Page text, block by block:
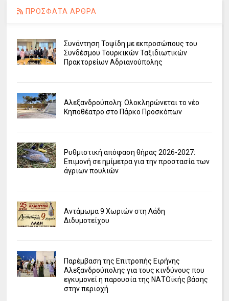
ΠΡΟΣΦΑΤΑ ΑΡΘΡΑ
Συνάντηση Τοψίδη με εκπροσώπους του
Συνδέσμου Τουρκικών Ταξιδιωτικών
Πρακτορείων Αδριανούπολης
Αλεξανδρούπολη: Ολοκληρώνεται το νέο
Κηποθέατρο στο Πάρκο Προσκόπων
Ρυθμιστική απόφαση θήρας 2026-2027:
Επιμονή σε ημίμετρα για την προστασία των
άγριων πουλιών
Αντάμωμα 9 Χωριών στη Λάδη
Διδυμοτείχου
Παρέμβαση της Επιτροπής Ειρήνης
Αλεξανδρούπολης για τους κινδύνους που
εγκυμονεί η παρουσία της ΝΑΤΟϊκής βάσης
στην περιοχή